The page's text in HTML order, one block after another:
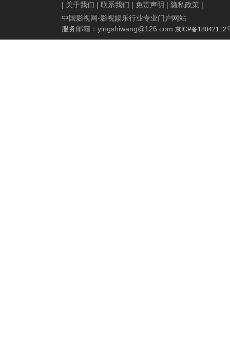
| 关于我们 | 联系我们 | 免责声明 | 隐私政策 |
中国影视网-影视娱乐行业专业门户网站
服务邮箱： yingshiwang@126.com 京ICP备18042112